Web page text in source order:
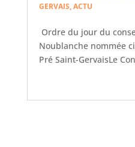
GERVAIS,ACTU
Ordre du jour du
Noublanche nommée
Pré Saint-GervaisLe